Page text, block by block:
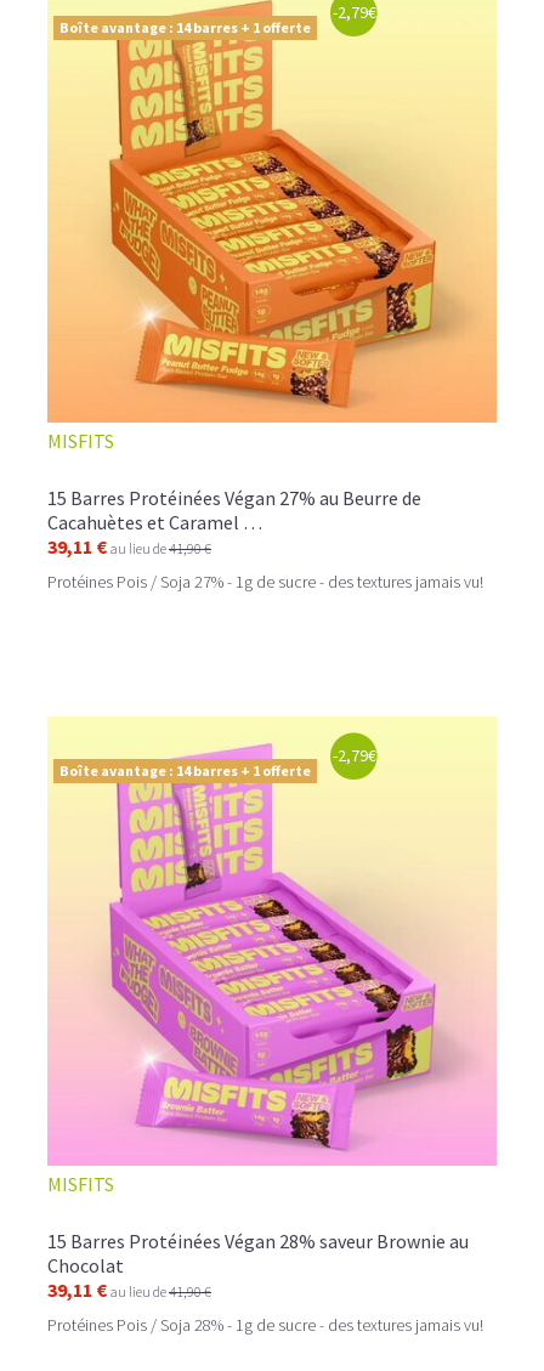
Boîte avantage : 14 barres + 1 offerte
-2,79€
MISFITS
15 Barres Protéinées Végan 27% au Beurre de
Cacahuètes et Caramel …
39,11 € au lieu de41,90 €
Protéines Pois / Soja 27% - 1g de sucre - des textures jamais vu!
Boîte avantage : 14 barres + 1 offerte
-2,79€
MISFITS
15 Barres Protéinées Végan 28% saveur Brownie au
Chocolat
39,11 € au lieu de41,90 €
Protéines Pois / Soja 28% - 1g de sucre - des textures jamais vu!